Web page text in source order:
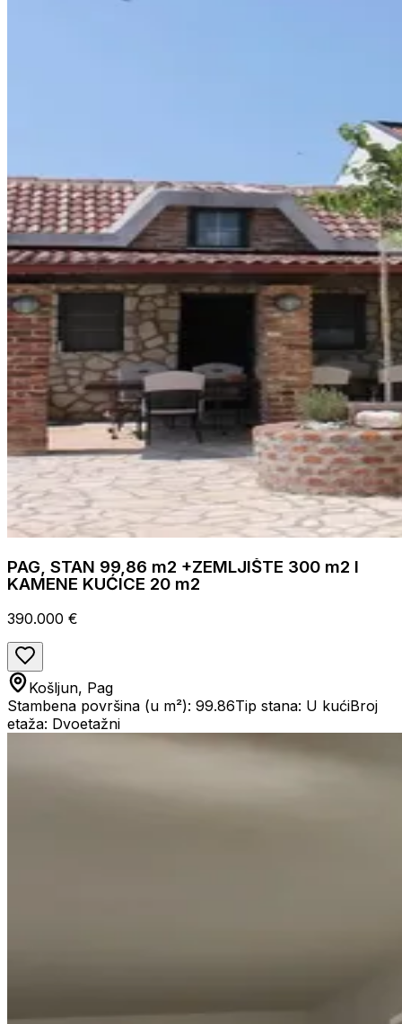
PAG, STAN 99,86 m2 +ZEMLJIŠTE 300 m2 I
KAMENE KUĆICE 20 m2
390.000 €
Košljun, Pag
Stambena površina (u m²): 99.86Tip stana: U kućiBroj
etaža: Dvoetažni